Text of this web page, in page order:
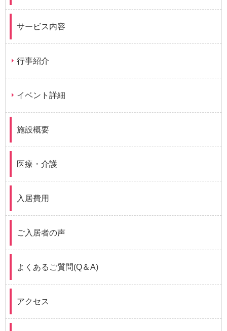
サービス内容
行事紹介
イベント詳細
施設概要
医療・介護
入居費用
ご入居者の声
よくあるご質問(Q＆A)
アクセス